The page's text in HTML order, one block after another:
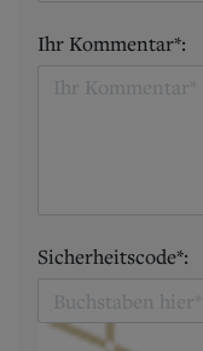
Ihr Kommentar*:
Sicherheitscode*: